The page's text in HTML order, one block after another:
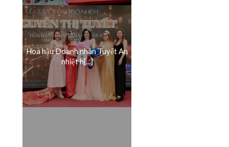
Hoa hậu Doanh nhân Tuyết An
nhiệt h[...]